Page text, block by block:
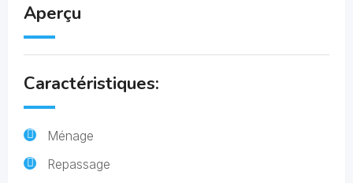
Aperçu
Caractéristiques:
Ménage
Repassage